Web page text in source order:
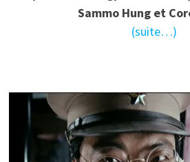
Sammo Hung et
(suite…)